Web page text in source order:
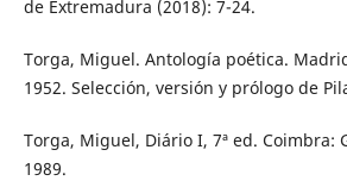
de Extremadura (2018): 7-24.
Torga, Miguel. Antología poética.
1952. Selección, versión y prólogo de
Torga, Miguel, Diário I, 7ª ed. Coimbra:
1989.